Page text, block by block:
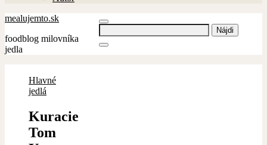
Hľadať:
mealujemto.sk
foodblog milovníka
jedla
Hlavné
jedlá
Kuracie
Tom